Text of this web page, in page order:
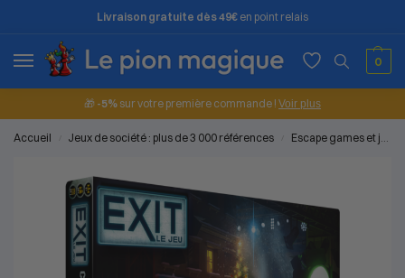
Livraison gratuite dès 49€ en point relais
0
🎁 -5% sur votre première commande ! Voir plus
Accueil Jeux de société : plus de 3 000 références Escape games et jeux d'enquête